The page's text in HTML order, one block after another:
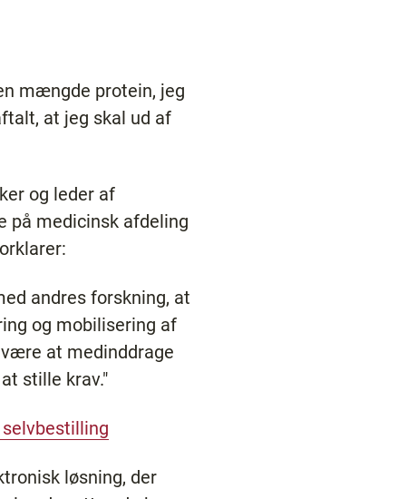
mængde protein, jeg
at jeg skal ud af
og leder af
på medicinsk afdeling
andres forskning, at
og mobilisering af
at medinddrage
stille krav."
løsning, der